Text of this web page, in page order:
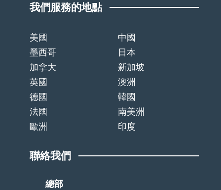
我們服務的地點
美國
中國
墨西哥
日本
加拿大
新加坡
英國
澳洲
德國
韓國
法國
南美洲
歐洲
印度
聯絡我們
總部